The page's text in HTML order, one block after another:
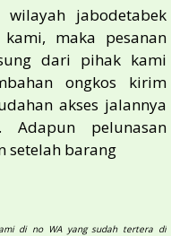
jabodetabek
maka pesanan
dari pihak kami
ongkos kirim
akses jalannya
Adapun pelunasan
setelah barang
di no WA yang sudah tertera di